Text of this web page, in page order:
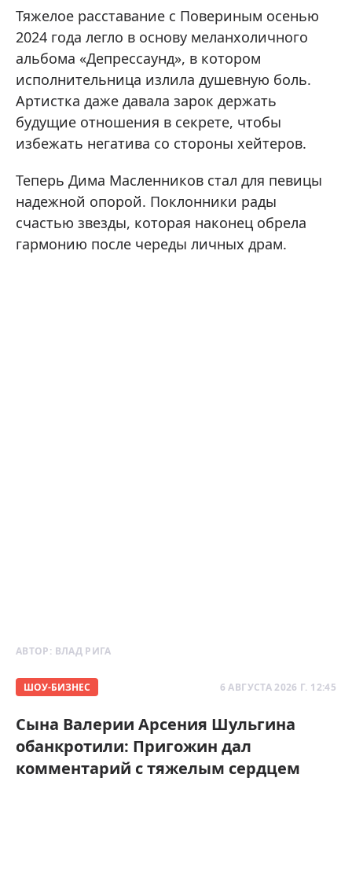
Тяжелое расставание с Повериным осенью
2024 года легло в основу меланхоличного
альбома «Депрессаунд», в котором
исполнительница излила душевную боль.
Артистка даже давала зарок держать
будущие отношения в секрете, чтобы
избежать негатива со стороны хейтеров.
Теперь Дима Масленников стал для певицы
надежной опорой. Поклонники рады
счастью звезды, которая наконец обрела
гармонию после череды личных драм.
АВТОР: ВЛАД РИГА
ШОУ-БИЗНЕС 6 АВГУСТА 2026 Г. 12:45
Сына Валерии Арсения Шульгина
обанкротили: Пригожин дал
комментарий с тяжелым сердцем